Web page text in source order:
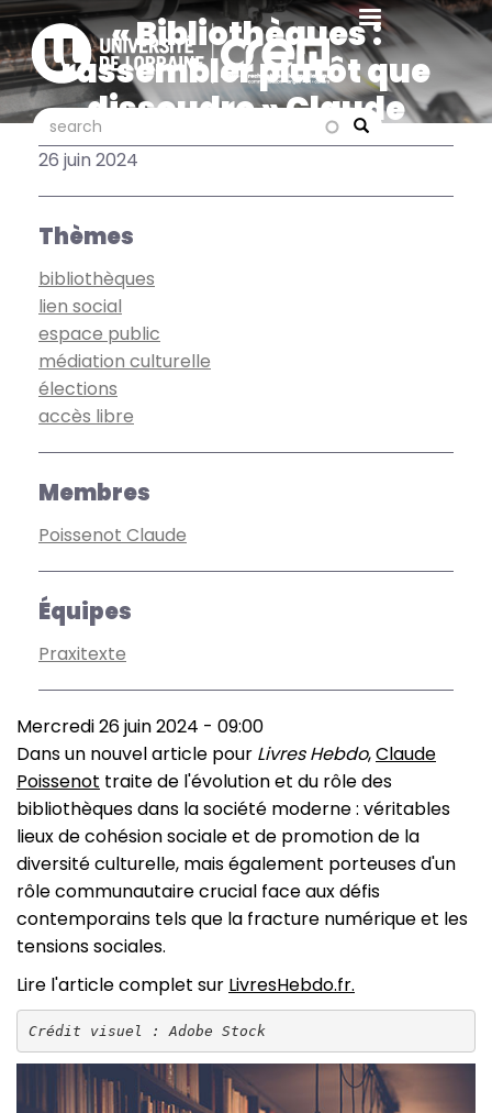
Aller
au
contenu
principal
Search
search search
« Bibliothèques :
rassembler plutôt que
dissoudre » Claude
Poissenot dans Livres
Hebdo
26 juin 2024
Thèmes
bibliothèques
lien social
espace public
médiation culturelle
élections
accès libre
Membres
Poissenot Claude
Équipes
Praxitexte
Mercredi 26 juin 2024 - 09:00
Dans un nouvel article pour Livres Hebdo,Claude
Poissenot traite de l'évolution et du rôle des
bibliothèques dans la société moderne : véritables
lieux de cohésion sociale et de promotion de la
diversité culturelle, mais également porteuses d'un
rôle communautaire crucial face aux défis
contemporains tels que la fracture numérique et les
tensions sociales.
Lire l'article complet sur LivresHebdo.fr.
Crédit visuel : Adobe Stock
Image